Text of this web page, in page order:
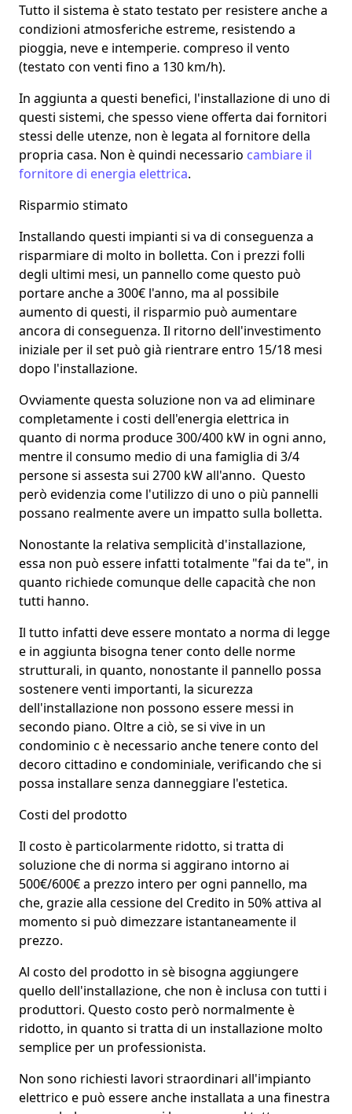
Tutto il sistema è stato testato per resistere anche a
condizioni atmosferiche estreme, resistendo a
pioggia, neve e intemperie. compreso il vento
(testato con venti fino a 130 km/h).
In aggiunta a questi benefici, l'installazione di uno di
questi sistemi, che spesso viene offerta dai fornitori
stessi delle utenze, non è legata al fornitore della
propria casa. Non è quindi necessario cambiare il
fornitore di energia elettrica.
Risparmio stimato
Installando questi impianti si va di conseguenza a
risparmiare di molto in bolletta. Con i prezzi folli
degli ultimi mesi, un pannello come questo può
portare anche a 300€ l'anno, ma al possibile
aumento di questi, il risparmio può aumentare
ancora di conseguenza. Il ritorno dell'investimento
iniziale per il set può già rientrare entro 15/18 mesi
dopo l'installazione.
Ovviamente questa soluzione non va ad eliminare
completamente i costi dell'energia elettrica in
quanto di norma produce 300/400 kW in ogni anno,
mentre il consumo medio di una famiglia di 3/4
persone si assesta sui 2700 kW all'anno. Questo
però evidenzia come l'utilizzo di uno o più pannelli
possano realmente avere un impatto sulla bolletta.
Nonostante la relativa semplicità d'installazione,
essa non può essere infatti totalmente "fai da te", in
quanto richiede comunque delle capacità che non
tutti hanno.
Il tutto infatti deve essere montato a norma di legge
e in aggiunta bisogna tener conto delle norme
strutturali, in quanto, nonostante il pannello possa
sostenere venti importanti, la sicurezza
dell'installazione non possono essere messi in
secondo piano. Oltre a ciò, se si vive in un
condominio c è necessario anche tenere conto del
decoro cittadino e condominiale, verificando che si
possa installare senza danneggiare l'estetica.
Costi del prodotto
Il costo è particolarmente ridotto, si tratta di
soluzione che di norma si aggirano intorno ai
500€/600€a prezzo intero per ogni pannello, ma
che, grazie alla cessione del Credito in 50%attiva al
momento si può dimezzare istantaneamente il
prezzo.
Al costo del prodotto in sè bisogna aggiungere
quello dell'installazione, che non è inclusa con tutti i
produttori. Questo costo però normalmente è
ridotto, in quanto si tratta di un installazione molto
semplice per un professionista.
Non sono richiesti lavori straordinari all'impianto
elettrico e può essere anche installata a una finestra